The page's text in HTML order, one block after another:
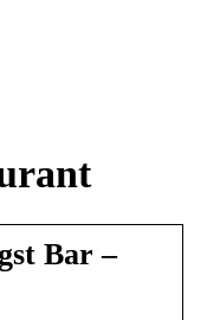
Bar –